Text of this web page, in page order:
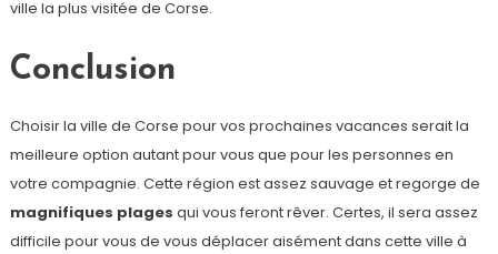
ville la plus visitée de Corse.
Conclusion
Choisir la ville de Corse pour vos prochaines vacances serait la
meilleure option autant pour vous que pour les personnes en
votre compagnie. Cette région est assez sauvage et regorge de
magnifiques plages qui vous feront rêver. Certes, il sera assez
difficile pour vous de vous déplacer aisément dans cette ville à